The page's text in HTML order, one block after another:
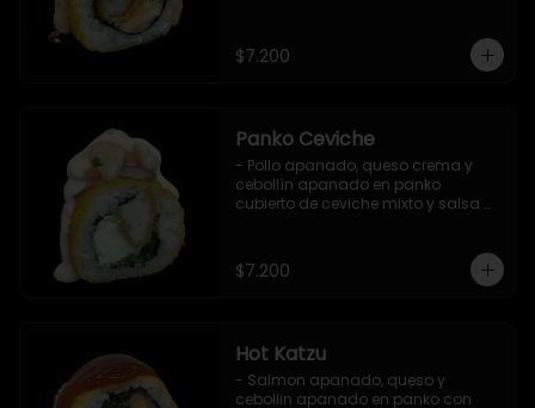
$7.200
Panko Ceviche
- Pollo apanado, queso crema y
cebollín apanado en panko
cubierto de ceviche mixto y salsa
$7.200
Hot Katzu
- Salmon apanado, queso y
cebollin apanado en panko con